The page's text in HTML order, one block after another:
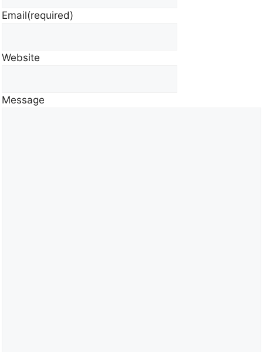
Email(required)
Website
Message